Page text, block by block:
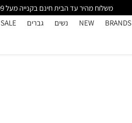
משלוח מהיר עד הבית חינם בקנייה מעל 399
BRANDS
NEW נשים גברים SALE